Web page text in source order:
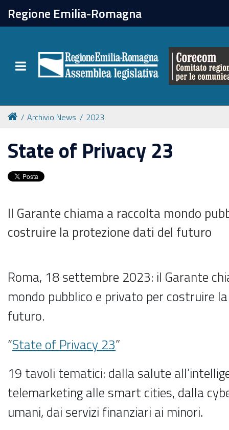
Regione Emilia-Romagna
Toggle navigation
chiudi
Le attività
Archivio News 2023
State of Privacy 23
Il Garante chiama a raccolta mondo
costruire la protezione dati del futuro
Roma, 18 settembre 2023: il Garante
mondo pubblico e privato per costruire
futuro.
“State of Privacy 23”
19 tavoli tematici: dalla salute
telemarketing alle smart cities, dalla
umani, dai servizi finanziari ai minori.